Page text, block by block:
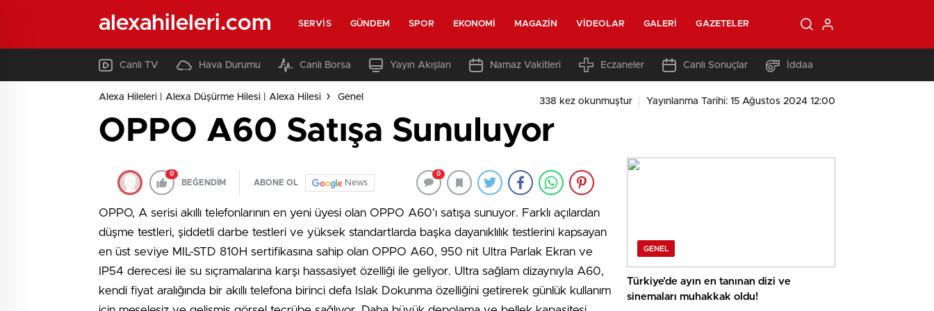
alexahileleri.com SERVIS GÜNDEM SPOR EKONOMI MAGAZIN VIDEOLAR GALERI GAZETELER
Canlı TV Hava Durumu Canlı Borsa Yayın Akışları Namaz Vakitleri Eczaneler Canlı Sonuçlar İddaa
Alexa Hileleri | Alexa Düşürme Hilesi | Alexa Hilesi Genel 338 kez okunmuştur Yayınlanma Tarihi: 15 Ağustos 2024 12:00
OPPO A60 Satışa Sunuluyor
0
BEĞENDİM ABONE OL News
0
OPPO, A serisi akıllı telefonlarının en yeni üyesi olan OPPO A60’ı satışa sunuyor. Farklı açılardan
düşme testleri, şiddetli darbe testleri ve yüksek standartlarda başka dayanıklılık testlerini kapsayan
en üst seviye MIL-STD 810H sertifikasına sahip olan OPPO A60, 950 nit Ultra Parlak Ekran ve
IP54 derecesi ile su sıçramalarına karşı hassasiyet özelliği ile geliyor. Ultra sağlam dizaynıyla A60,
kendi fiyat aralığında bir akıllı telefona birinci defa Islak Dokunma özelliğini getirerek günlük kullanım
GENEL
Türkiye’de ayın en tanınan dizi ve
sinemaları muhakkak oldu!